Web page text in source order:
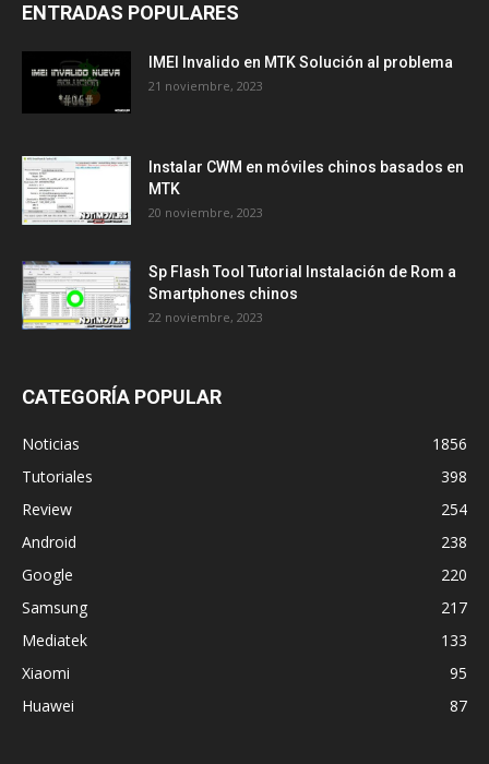
ENTRADAS POPULARES
IMEI Invalido en MTK Solución al problema
21 noviembre, 2023
Instalar CWM en móviles chinos basados en
MTK
20 noviembre, 2023
Sp Flash Tool Tutorial Instalación de Rom a
Smartphones chinos
22 noviembre, 2023
CATEGORÍA POPULAR
Noticias
1856
Tutoriales
398
Review
254
Android
238
Google
220
Samsung
217
Mediatek
133
Xiaomi
95
Huawei
87